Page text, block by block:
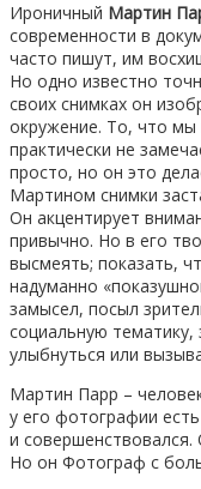
Ироничный Мартин
современности в
часто пишут, им
Но одно известно
своих снимках он
окружение. То, что мы
практически не
просто, но он это
Мартином снимки
Он акцентирует
привычно. Но в его
высмеять; показать,
надуманно
замысел, посыл
социальную тематику,
улыбнуться или
Мартин Парр –
у его фотографии
и
Но он Фотограф с